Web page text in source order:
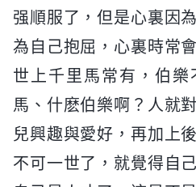
强順服了，但是心裏因
為自己抱屈，心裏時常
世上千里馬常有，伯
馬、什麽伯樂啊？人就
兒興趣與愛好，再加上
不可一世了，就覺得自